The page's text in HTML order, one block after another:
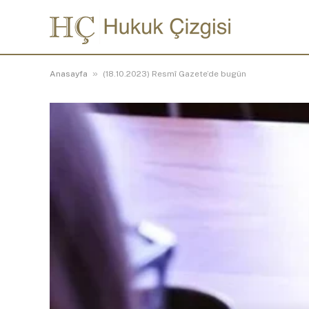
Anasayfa » (18.10.2023) Resmî Gazete’de bugün